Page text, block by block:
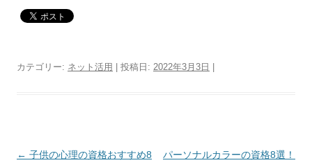
カテゴリー: ネット活用 | 投稿日: 2022年3月3日 |
投
← 子供の心理の資格おすすめ8
パーソナルカラーの資格8選！